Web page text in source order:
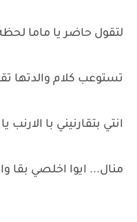
لتقول حاضر يا ماما
تستوعب كلام والدتها
انتي بتقارنيني با
منال... ايوا اخلصي بقا